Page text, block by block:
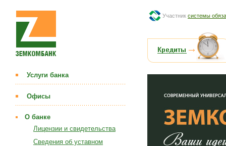
Участник системы
Услуги банка
Офисы
О банке
Лицензии и свидетельства
Сведения об уставном